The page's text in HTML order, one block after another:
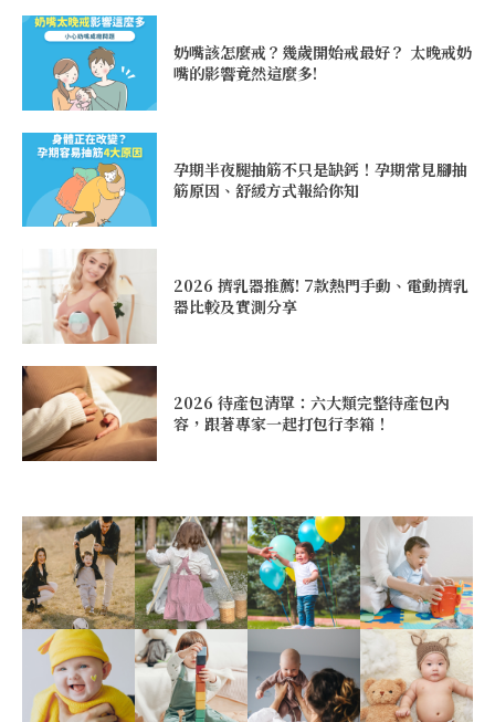
奶嘴該怎麼戒？幾歲開始戒最好？ 太晚戒奶
嘴的影響竟然這麼多!
孕期半夜腿抽筋不只是缺鈣！孕期常見腳抽
筋原因、舒緩方式報給你知
2026 擠乳器推薦! 7款熱門手動、電動擠乳
器比較及實測分享
2026 待產包清單：六大類完整待產包內
容，跟著專家一起打包行李箱！